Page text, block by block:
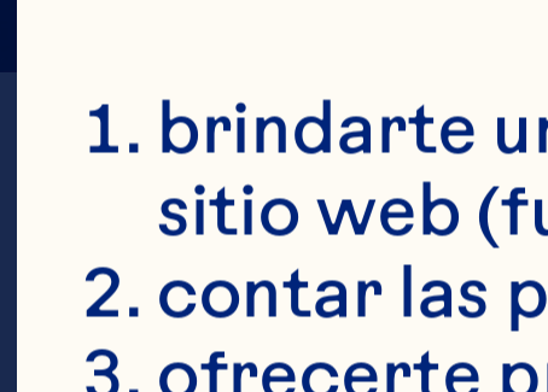
brindarte
sitio web
contar las
ofrecerte